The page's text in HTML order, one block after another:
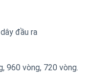
đầu ra
960 vòng, 720 vòng.